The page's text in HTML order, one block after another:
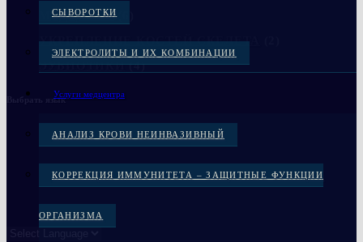
СЫВОРОТКИ
ЭЛЕКТРОЛИТЫ И ИХ КОМБИНАЦИИ
Услуги медцентра
АНАЛИЗ КРОВИ НЕИНВАЗИВНЫЙ
КОРРЕКЦИЯ ИММУНИТЕТА – ЗАЩИТНЫЕ ФУНКЦИИ
ОРГАНИЗМА
МЕДЦЕНТР(6)
УКРЕПЛЕНИЕ КОСТЕЙ СКЕЛЕТА
ЭУБИОТИКИ(4)
Выбрать язык